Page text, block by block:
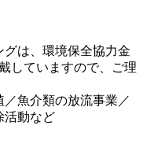
は、環境保全協力金
していますので、ご理
魚介類の放流事業／
活動など